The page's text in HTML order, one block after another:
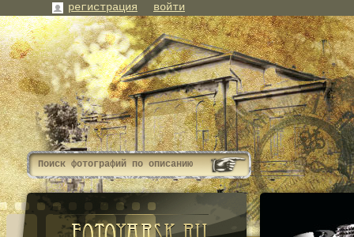
регистрация войти